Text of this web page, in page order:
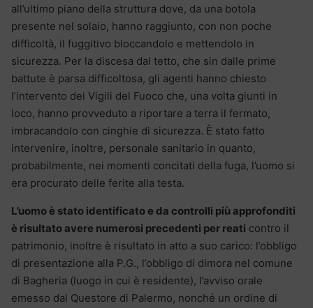
all’ultimo piano della struttura dove, da una botola
presente nel solaio, hanno raggiunto, con non poche
difficoltà, il fuggitivo bloccandolo e mettendolo in
sicurezza. Per la discesa dal tetto, che sin dalle prime
battute è parsa difficoltosa, gli agenti hanno chiesto
l’intervento dei Vigili del Fuoco che, una volta giunti in
loco, hanno provveduto a riportare a terra il fermato,
imbracandolo con cinghie di sicurezza. È stato fatto
intervenire, inoltre, personale sanitario in quanto,
probabilmente, nei momenti concitati della fuga, l’uomo si
era procurato delle ferite alla testa.
L’uomo è stato identificato e da controlli più approfonditi
è risultato avere numerosi precedenti per reati contro il
patrimonio, inoltre è risultato in atto a suo carico: l’obbligo
di presentazione alla P.G., l’obbligo di dimora nel comune
di Bagheria (luogo in cui è residente), l’avviso orale
emesso dal Questore di Palermo, nonché un ordine di